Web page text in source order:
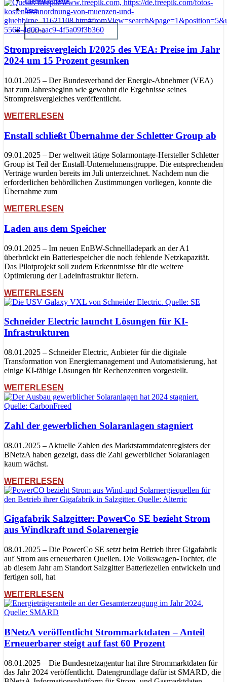
News
Strompreisvergleich I/2025 des VEA: Preise im Jahr
2024 um 15 Prozent gesunken
10.01.2025 – Der Bundesverband der Energie-Abnehmer (VEA)
hat zum Jahresbeginn wie gewohnt die Ergebnisse seines
Strompreisvergleiches veröffentlicht.
WEITERLESEN
Enstall schließt Übernahme der Schletter Group ab
09.01.2025 – Der weltweit tätige Solarmontage-Hersteller Schletter
Group ist Teil der Enstall-Unternehmensgruppe. Die entsprechenden
Verträge wurden bereits im Juli unterzeichnet. Nachdem nun die
erforderlichen behördlichen Zustimmungen vorliegen, konnte die
Übernahme zum
WEITERLESEN
Laden aus dem Speicher
09.01.2025 – Im neuen EnBW-Schnellladepark an der A1
überbrückt ein Batteriespeicher die noch fehlende Netzkapazität.
Das Pilotprojekt soll zudem Erkenntnisse für die weitere
Optimierung der Ladeinfrastruktur liefern.
WEITERLESEN
Schneider Electric launcht Lösungen für KI-
Infrastrukturen
08.01.2025 – Schneider Electric, Anbieter für die digitale
Transformation von Energiemanagement und Automatisierung, hat
einige KI-fähige Lösungen für Rechenzentren vorgestellt.
WEITERLESEN
Zahl der gewerblichen Solaranlagen stagniert
08.01.2025 – Aktuelle Zahlen des Marktstammdatenregisters der
BNetzA haben gezeigt, dass die Zahl gewerblicher Solaranlagen
kaum wächst.
WEITERLESEN
Gigafabrik Salzgitter: PowerCo SE bezieht Strom
aus Windkraft und Solarenergie
08.01.2025 – Die PowerCo SE setzt beim Betrieb ihrer Gigafabrik
auf Strom aus erneuerbaren Quellen. Die Volkswagen-Tochter, die
ab diesem Jahr am Standort Salzgitter Batteriezellen entwickeln und
fertigen soll, hat
WEITERLESEN
BNetzA veröffentlicht Strommarktdaten – Anteil
Erneuerbarer steigt auf fast 60 Prozent
08.01.2025 – Die Bundesnetzagentur hat ihre Strommarktdaten für
das Jahr 2024 veröffentlicht. Datengrundlage dafür ist SMARD, die